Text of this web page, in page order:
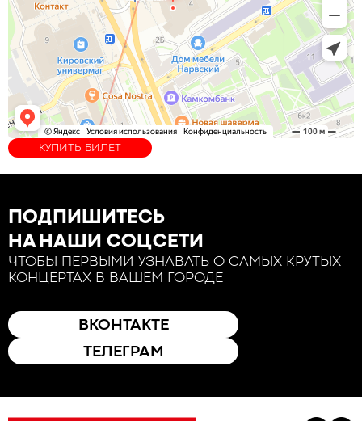
КУПИТЬ БИЛЕТ
ПОДПИШИТЕСЬ
НА НАШИ СОЦСЕТИ
ЧТОБЫ ПЕРВЫМИ УЗНАВАТЬ О САМЫХ КРУТЫХ
КОНЦЕРТАХ В ВАШЕМ ГОРОДЕ
ВКОНТАКТЕ
ТЕЛЕГРАМ